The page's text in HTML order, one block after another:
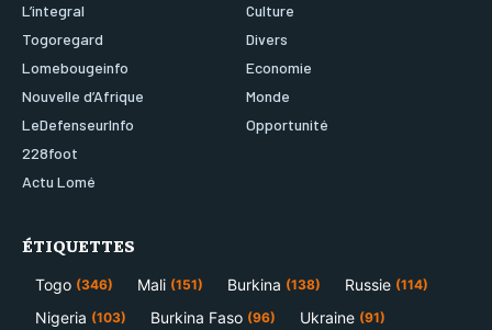
L’integral
Togoregard
Lomebougeinfo
Nouvelle d’Afrique
LeDefenseurInfo
228foot
Actu Lomé
Culture
Divers
Economie
Monde
Opportunité
ÉTIQUETTES
Togo (346) Mali (151) Burkina (138) Russie (114)
Nigeria (103) Burkina Faso (96) Ukraine (91)